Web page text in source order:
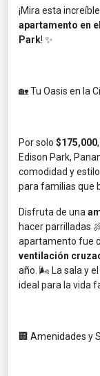
¡Mira esta
apartamento en
Park! ✨
🏡 Tu Oasis en la
Por solo $175,000
Edison Park,
comodidad y
para familias que
Disfruta de una
hacer parrilladas
apartamento fue
ventilación
año. 🌬️ La sala y
ideal para la vida
🏢 Amenidades y